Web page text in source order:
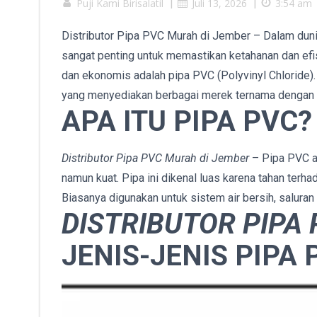
Puji Kami Birisalatil Juli 13, 2026 3:54 am
Distributor Pipa PVC Murah di Jember – Dalam
sangat penting untuk memastikan ketahanan dan
dan ekonomis adalah pipa PVC (Polyvinyl
yang menyediakan berbagai merek ternama
APA ITU PIPA PVC?
Distributor Pipa PVC Murah di Jember– Pipa PVC
namun kuat. Pipa ini dikenal luas karena tahan
Biasanya digunakan untuk sistem air bersih,
DISTRIBUTOR PIPA
JENIS-JENIS PIPA